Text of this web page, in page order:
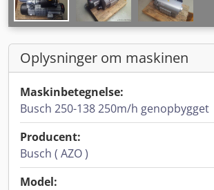
Oplysninger om maskinen
Maskinbetegnelse:
Busch 250-138 250m/h genopbygget
Producent:
Busch ( AZO )
Model: